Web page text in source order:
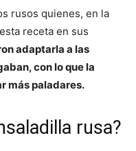
rusos quienes, en la
receta en sus
adaptarla a las
con lo que la
más paladares.
rusa?